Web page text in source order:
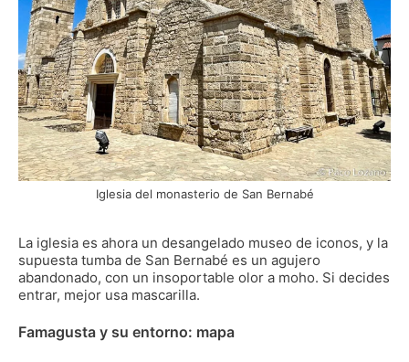
Iglesia del monasterio de San Bernabé
La iglesia es ahora un desangelado museo de iconos, y la
supuesta tumba de San Bernabé es un agujero
abandonado, con un insoportable olor a moho. Si decides
entrar, mejor usa mascarilla.
Famagusta y su entorno: mapa